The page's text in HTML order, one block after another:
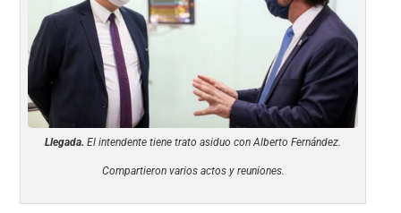
Llegada. El intendente tiene trato asiduo con Alberto Fernández.
Compartieron varios actos y reuniones.